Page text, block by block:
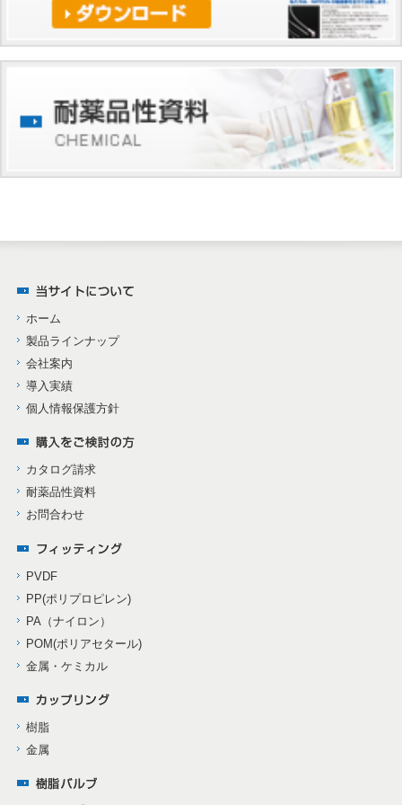
ホーム
製品ラインナップ
会社案内
導入実績
個人情報保護方針
カタログ請求
耐薬品性資料
お問合わせ
PVDF
PP(ポリプロピレン)
PA（ナイロン）
POM(ポリアセタール)
金属・ケミカル
樹脂
金属